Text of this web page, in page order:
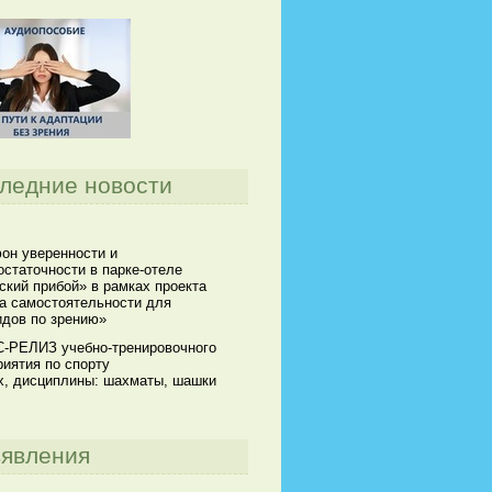
новости
уверенности и
в парке-отеле
прибой» в рамках проекта
самостоятельности для
по зрению»
учебно-тренировочного
по спорту
дисциплины: шахматы, шашки